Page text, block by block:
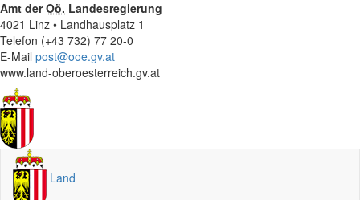
Amt derOö. Landesregierung
4021 Linz • Landhausplatz 1
Telefon (+43 732) 77 20-0
E-Mail post@ooe.gv.at
www.land-oberoesterreich.gv.at
Land